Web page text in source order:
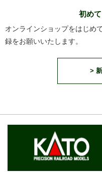
初め
オンラインショップをはじめ
録をお願いいたします。
>